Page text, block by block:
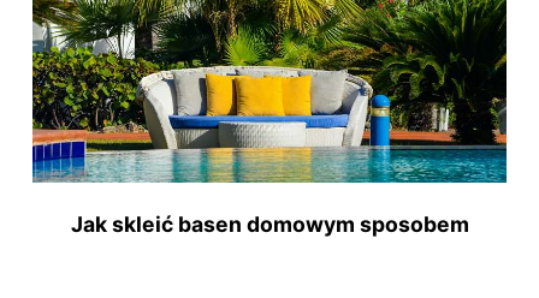
Jak skleić basen domowym sposobem